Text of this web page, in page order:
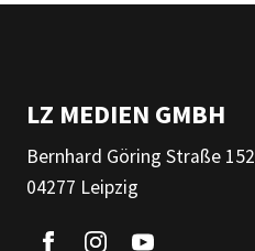
LZ MEDIEN GMBH
Bernhard Göring Straße 152
04277 Leipzig